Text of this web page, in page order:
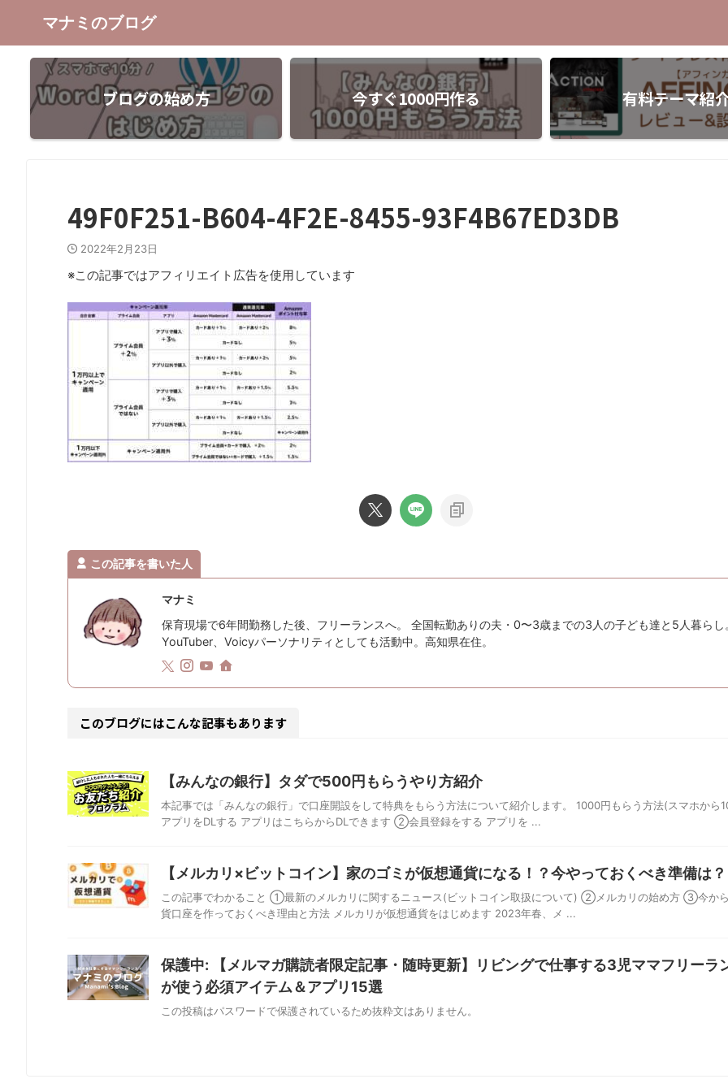
マナミのブログ
ブログの始め方 今すぐ1000円作る 有料テーマ紹
49F0F251-B604-4F2E-8455-93F4B67ED3DB
2022年2月23日
※この記事ではアフィリエイト広告を使用しています
この記事を書いた人
マナミ
保育現場で6年間勤務した後、フリーランスへ。 全国転勤ありの夫・0〜3歳までの3人の子ども達と5人暮らし
YouTuber、Voicyパーソナリティとしても活動中。高知県在住。
このブログにはこんな記事もあります
【みんなの銀行】タダで500円もらうやり方紹介
本記事では「みんなの銀行」で口座開設をして特典をもらう方法について紹介します。 1000円もらう方法(スマホか
アプリをDLする アプリはこちらからDLできます ②会員登録をする アプリを ...
【メルカリ×ビットコイン】家のゴミが仮想通貨になる！？今やっておくべき準備は？
この記事でわかること ①最新のメルカリに関するニュース(ビットコイン取扱について) ②メルカリの始め方 ③今か
貨口座を作っておくべき理由と方法 メルカリが仮想通貨をはじめます 2023年春、メ ...
保護中: 【メルマガ購読者限定記事・随時更新】リビングで仕事する3児ママフリーラ
が使う必須アイテム＆アプリ15選
この投稿はパスワードで保護されているため抜粋文はありません。